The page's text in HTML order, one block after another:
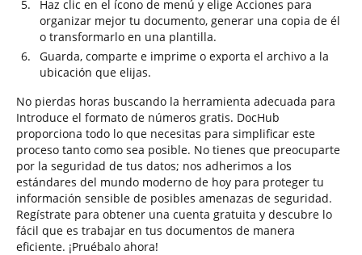
Haz clic en el ícono de menú y elige Acciones para
organizar mejor tu documento, generar una copia de él
o transformarlo en una plantilla.
Guarda, comparte e imprime o exporta el archivo a la
ubicación que elijas.
No pierdas horas buscando la herramienta adecuada para
Introduce el formato de números gratis. DocHub
proporciona todo lo que necesitas para simplificar este
proceso tanto como sea posible. No tienes que preocuparte
por la seguridad de tus datos; nos adherimos a los
estándares del mundo moderno de hoy para proteger tu
información sensible de posibles amenazas de seguridad.
Regístrate para obtener una cuenta gratuita y descubre lo
fácil que es trabajar en tus documentos de manera
eficiente. ¡Pruébalo ahora!